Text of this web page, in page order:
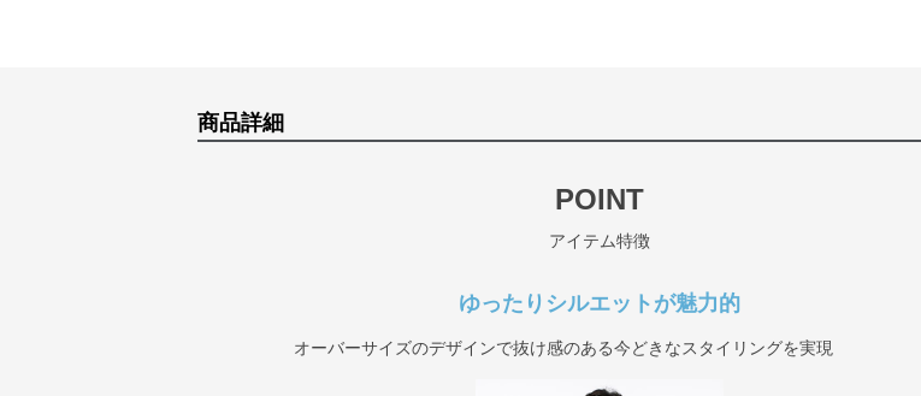
商品詳細
POINT
アイテム特徴
ゆったりシルエットが魅力的
オーバーサイズのデザインで抜け感のある今どきなスタイリングを実現